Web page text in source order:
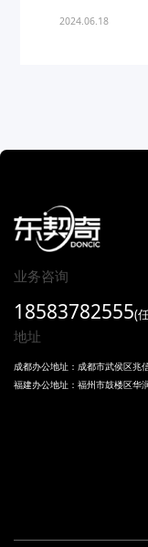
2024.06.18
业务咨询
18583782555(
地址
成都办公地址：成都市武侯区兆
福建办公地址：福州市鼓楼区华